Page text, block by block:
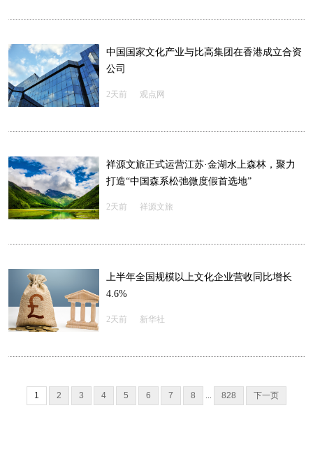
中国国家文化产业与比高集团在香港成立合资
公司
2天前 观点网
祥源文旅正式运营江苏·金湖水上森林，聚力
打造“中国森系松弛微度假首选地”
2天前 祥源文旅
上半年全国规模以上文化企业营收同比增长
4.6%
2天前 新华社
1 2 3 4 5 6 7 8 ... 828 下一页